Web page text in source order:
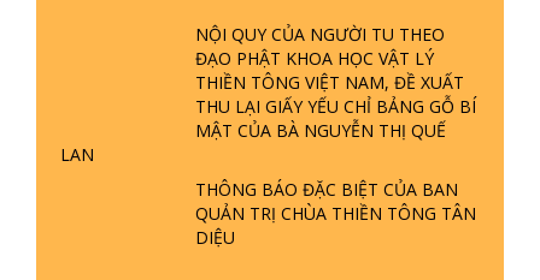
NỘI QUY CỦA NGƯỜI TU THEO
ĐẠO PHẬT KHOA HỌC VẬT LÝ
THIỀN TÔNG VIỆT NAM, ĐỀ XUẤT
THU LẠI GIẤY YẾU CHỈ BẢNG GỖ BÍ
MẬT CỦA BÀ NGUYỄN THỊ QUẾ
LAN
THÔNG BÁO ĐẶC BIỆT CỦA BAN
QUẢN TRỊ CHÙA THIỀN TÔNG TÂN
DIỆU
ĐÀNG Ở ĐÂU? ĐỊA NGỤC Ở ĐÂU?
ĐỨC CHÚA TRỜI LÀ AI? QUỶ SA
TĂNG? | TTTD
GIẢI ĐÁP THIỀN TÔNG ĐẶC BIỆT P22
- LŨ LỤT - HỎA HOẠN | TTTD
GIẢI ĐÁP THIỀN TÔNG ĐẶC BIỆT P21